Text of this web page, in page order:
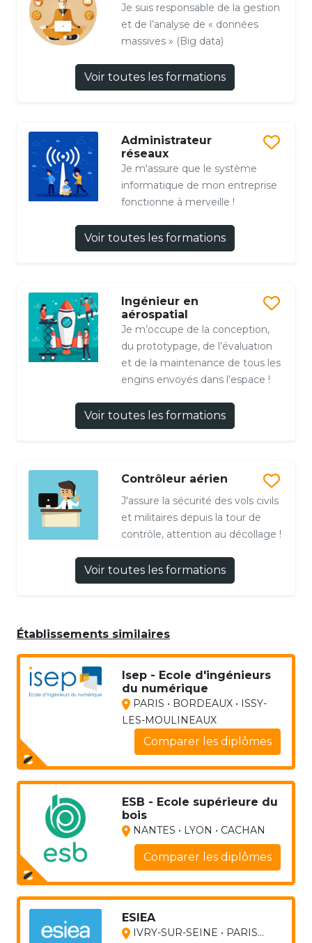
Je suis responsable de la gestion
et de l’analyse de « données
massives » (Big data)
Voir toutes les formations
Administrateur
réseaux
Je m'assure que le système
informatique de mon entreprise
fonctionne à merveille !
Voir toutes les formations
Ingénieur en
aérospatial
Je m’occupe de la conception,
du prototypage, de l’évaluation
et de la maintenance de tous les
engins envoyés dans l’espace !
Voir toutes les formations
Contrôleur aérien
J'assure la sécurité des vols civils
et militaires depuis la tour de
contrôle, attention au décollage !
Voir toutes les formations
Établissements similaires
Isep - Ecole d'ingénieurs
du numérique
PARIS • BORDEAUX • ISSY-
LES-MOULINEAUX
Comparer les diplômes
ESB - Ecole supérieure du
bois
NANTES • LYON • CACHAN
Comparer les diplômes
ESIEA
IVRY-SUR-SEINE • PARIS...